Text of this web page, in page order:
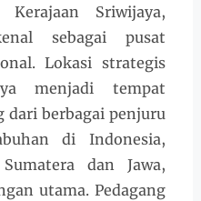
Sriwijaya,
sebagai pusat
Lokasi strategis
menjadi tempat
dari berbagai penjuru
di Indonesia,
dan Jawa,
utama. Pedagang